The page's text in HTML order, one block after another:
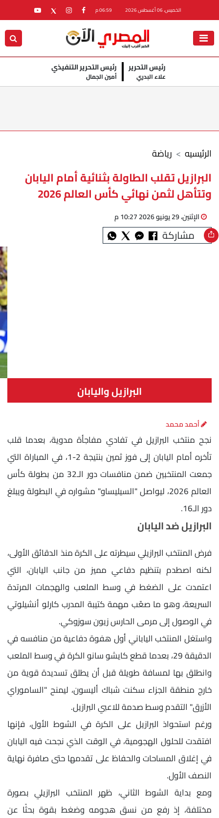
الخميس، 06 أغسطس 2026
رئيس التحرير
علاء البدري
رئيس التحرير التنفيذي
أمين الجمال
رياضة الرئيسيه
البرازيل تقلب الطاولة بثنائية أمام اليابان
وتتأهل لثمن نهائي كأس العالم 2026
الإثنين، 29 يونيو 2026 10:27 م
مشاركة
البرازيل واليابان
أحمد محمد
نجح منتخب البرازيل في تفادي مفاجأة مدوية، بعدما قلب
تأخره أمام اليابان إلى فوز ثمين بنتيجة 2-1، في المباراة التي
جمعت المنتخبين ضمن منافسات دور الـ32 من بطولة كأس
العالم 2026، ليواصل "السيليساو" مشواره في البطولة ويبلغ
دور الـ16.
البرازيل ضد اليابان
فرض المنتخب البرازيلي سيطرته على الكرة منذ الدقائق الأولى،
لكنه اصطدم بتنظيم دفاعي مميز من جانب اليابان، التي
اعتمدت على الضغط في وسط الملعب والهجمات المرتدة
السريعة، وهو ما صعّب مهمة كتيبة المدرب كارلو أنشيلوتي
في الوصول إلى مرمى الحارس زيون سوزوكي.
واستغل المنتخب الياباني أول هفوة دفاعية من منافسه في
الدقيقة 29، بعدما قطع كايشو سانو الكرة في وسط الملعب
وانطلق بها لمسافة طويلة قبل أن يطلق تسديدة قوية من
خارج منطقة الجزاء سكنت شباك أليسون، ليمنح "الساموراي
الأزرق" التقدم وسط صدمة للاعبي البرازيل.
ورغم استحواذ البرازيل على الكرة في الشوط الأول، فإنها
افتقدت للحلول الهجومية، في الوقت الذي نجحت فيه اليابان
في إغلاق المساحات والحفاظ على تقدمها حتى صافرة نهاية
النصف الأول.
ومع بداية الشوط الثاني، ظهر المنتخب البرازيلي بصورة
مختلفة، إذ رفع من نسق هجومه وضغط بقوة بحثًا عن